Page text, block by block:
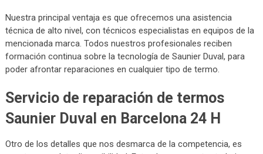
Nuestra principal ventaja es que ofrecemos una asistencia
técnica de alto nivel, con técnicos especialistas en equipos de la
mencionada marca. Todos nuestros profesionales reciben
formación continua sobre la tecnología de Saunier Duval, para
poder afrontar reparaciones en cualquier tipo de termo.
Servicio de reparación de termos
Saunier Duval en Barcelona 24 H
Otro de los detalles que nos desmarca de la competencia, es